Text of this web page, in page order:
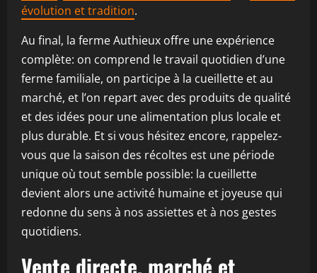
évolution et tradition.
Au final, la ferme Authieux offre une expérience
complète: on comprend le travail quotidien d’une
ferme familiale, on participe à la cueillette et au
marché, et l’on repart avec des produits de qualité
et des idées pour une alimentation plus locale et
plus durable. Et si vous hésitez encore, rappelez-
vous que la saison des récoltes est une période
unique où tout semble possible: la cueillette
devient alors une activité humaine et joyeuse qui
redonne du sens à nos assiettes et à nos gestes
quotidiens.
Vente directe, marché et